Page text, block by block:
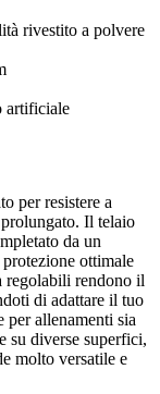
rivestito a polvere
artificiale
per resistere a
Il telaio
da un
ottimale
regolabili rendono il
di adattare il tuo
per allenamenti sia
su diverse superfici,
molto versatile e